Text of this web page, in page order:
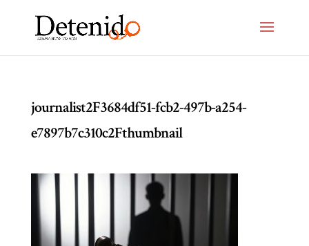
journalist2F3684df51-fcb2-497b-a254-
e7897b7c310c2Fthumbnail